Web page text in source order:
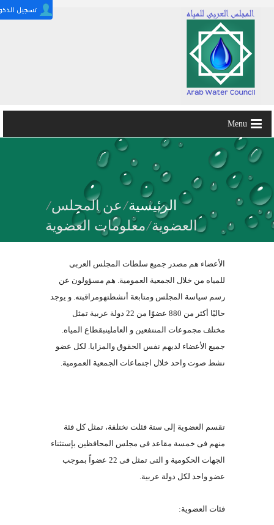
Menu
الرئيسية/عن المجلس /
العضوية/معلومات العضوية
الأعضاء هم مصدر جميع سلطات المجلس العربى
للمياه من خلال الجمعية العمومية.هم مسؤولون عن
رسم سياسة المجلس ومتابعة أنشطتهومراقبته.و يوجد
حاليًا أكثر من880 عضوًا من22 دولة عربية تمثل
مختلف مجموعات المنتفعين و العاملينبقطاع المياه.
جميع الأعضاء لديهم نفس الحقوق والمزايا .لكل عضو
نشط صوت واحد خلال اجتماعات الجمعية العمومية.
تقسم العضوية إلى ستة فئلت نختلفة، تمثل كل فئة
منهم فى خمسة مقاعد فى مجلس المحافظين بإستثناء
الجهات الحكومية و التى تمثل فى 22 عضواً بموجب
عضو واحد لكل دولة عربية.
فئات العضوية: